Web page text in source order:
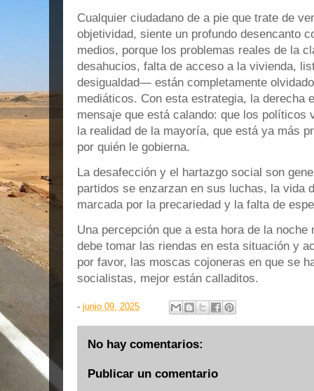
Cualquier ciudadano de a pie que trate de
objetividad, siente un profundo desencanto
medios, porque los problemas reales de la
desahucios, falta de acceso a la vivienda,
desigualdad— están completamente
mediáticos. Con esta estrategia, la derecha
mensaje que está calando: que los políticos
la realidad de la mayoría, que está ya más
por quién le gobierna.
La desafección y el hartazgo social son
partidos se enzarzan en sus luchas, la vida
marcada por la precariedad y la falta de
Una percepción que a esta hora de la noche
debe tomar las riendas en esta situación y
por favor, las moscas cojoneras en que se
socialistas, mejor están calladitos.
- junio 09, 2025
No hay comentarios:
Publicar un comentario